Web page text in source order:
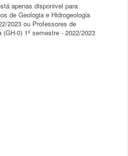
apenas disponivel para
de Geologia e Hidrogeologia
2023 ou Professores de
(GH-0) 1º semestre - 2022/2023